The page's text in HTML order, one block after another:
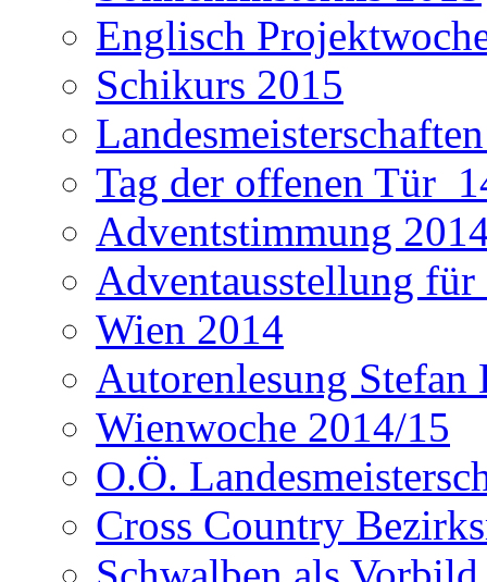
Englisch
Schikurs 2015
Tag der offenen
Adventstimmung
Adventausstellung
Wien 2014
Autorenlesung Stefan
Wienwoche 2014/15
O.Ö.
Cross Country